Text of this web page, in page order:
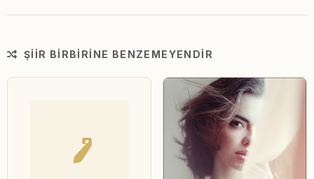
ŞIIR BIRBIRINE BENZEMEYENDIR